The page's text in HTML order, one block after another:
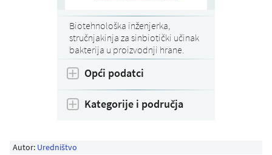
Autor: Uredništvo
Biotehnološka inženjerka,
stručnjakinja za sinbiotički učinak
bakterija u proizvodnji hrane.
Opći podatci
Kategorije i područja